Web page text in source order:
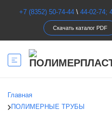
+7 (8352) 50-74-44\ 44-02-74;
Скачать каталог PDF
Главная
ПОЛИМЕРНЫЕ ТРУБЫ